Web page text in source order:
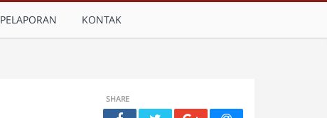
PELAPORAN KONTAK
SHARE